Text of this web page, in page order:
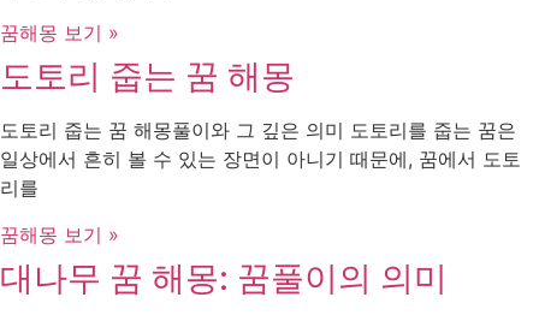
꿈해몽 보기 »
도토리 줍는 꿈 해몽
도토리 줍는 꿈 해몽풀이와 그 깊은 의미 도토리를 줍는 꿈은
일상에서 흔히 볼 수 있는 장면이 아니기 때문에, 꿈에서 도토
리를
꿈해몽 보기 »
대나무 꿈 해몽: 꿈풀이의 의미